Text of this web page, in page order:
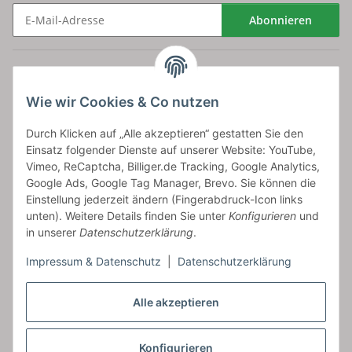
Alle akzeptieren
Konfigurieren
Wie wir Cookies & Co nutzen
Durch Klicken auf „Alle akzeptieren“ gestatten Sie den
Einsatz folgender Dienste auf unserer Website: YouTube,
Vimeo, ReCaptcha, Billiger.de Tracking, Google Analytics,
Google Ads, Google Tag Manager, Brevo. Sie können die
Einstellung jederzeit ändern (Fingerabdruck-Icon links
unten). Weitere Details finden Sie unter Konfigurieren und
in unserer Datenschutzerklärung.
Impressum & Datenschutz Datenschutzerklärung
Abonnieren
Artikelinformationen
Carls GmbH
Frieslandstr. 44 | 26446 Reepsholt
Fon 04468-9479855-0 | Fax -9